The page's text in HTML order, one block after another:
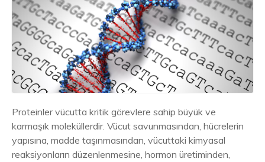
Proteinler vücutta kritik görevlere sahip büyük ve
karmaşık moleküllerdir. Vücut savunmasından, hücrelerin
yapısına, madde taşınmasından, vücuttaki kimyasal
reaksiyonların düzenlenmesine, hormon üretiminden,